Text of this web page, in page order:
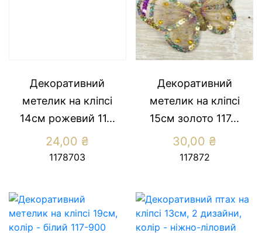
Декоративний
метелик на кліпсі
14см рожевий 11...
24,00 ₴
1178703
Декоративний
метелик на кліпсі
15см золото 117...
30,00 ₴
117872